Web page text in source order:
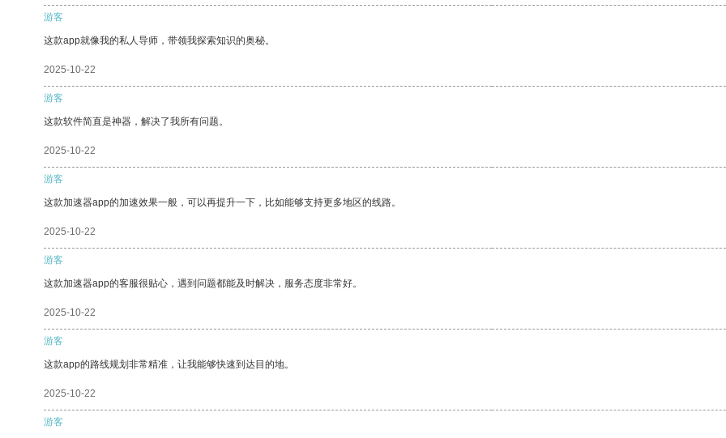
游客
这款app就像我的私人导师，带领我探索知识的奥秘。
2025-10-22
游客
这款软件简直是神器，解决了我所有问题。
2025-10-22
游客
这款加速器app的加速效果一般，可以再提升一下，比如能够支持更多地区的线路。
2025-10-22
游客
这款加速器app的客服很贴心，遇到问题都能及时解决，服务态度非常好。
2025-10-22
游客
这款app的路线规划非常精准，让我能够快速到达目的地。
2025-10-22
游客